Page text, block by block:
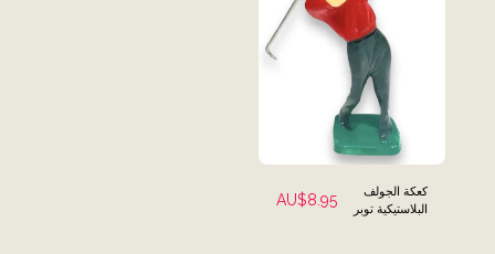
كعكة الجولف
البلاستيكية توبر
AU$8.95